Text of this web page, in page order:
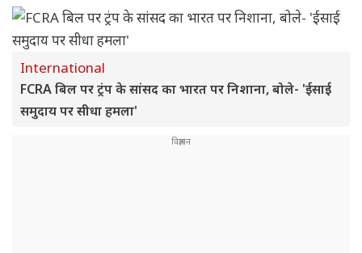
International
FCRA बिल पर ट्रंप के सांसद का भारत पर निशाना, बोले- 'ईसाई
समुदाय पर सीधा हमला'